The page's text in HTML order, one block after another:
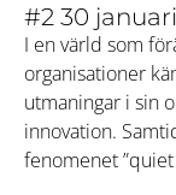
#2 30
I en värld som
organisationer
utmaningar i sin
innovation.
fenomenet